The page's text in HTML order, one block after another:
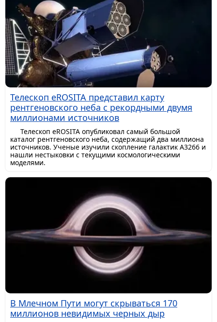
Телескоп eROSITA представил карту
рентгеновского неба с рекордными двумя
миллионами источников
Телескоп eROSITA опубликовал самый большой
каталог рентгеновского неба, содержащий два миллиона
источников. Ученые изучили скопление галактик A3266 и
нашли нестыковки с текущими космологическими
моделями.
В Млечном Пути могут скрываться 170
миллионов невидимых черных дыр